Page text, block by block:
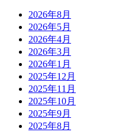
2026年8月
2026年5月
2026年4月
2026年3月
2026年1月
2025年12月
2025年11月
2025年10月
2025年9月
2025年8月